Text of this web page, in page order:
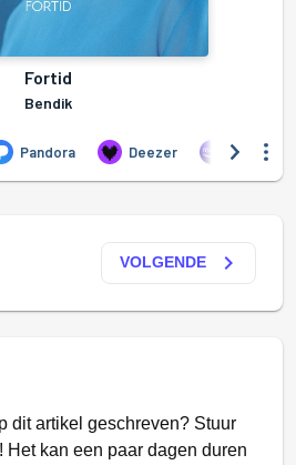
VOLGENDE keyboard_arrow_right
dit artikel geschreven? Stuur
! Het kan een paar dagen duren